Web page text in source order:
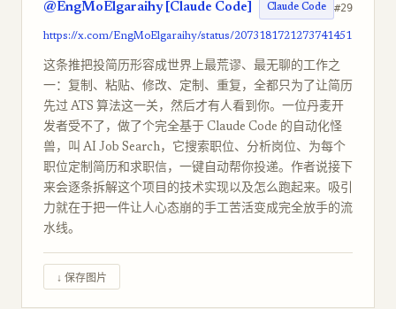
@EngMoElgaraihy [Claude Code] Claude Code #29
https://x.com/EngMoElgaraihy/status/2073181721273741451
这条推把投简历形容成世界上最荒谬、最无聊的工作之
一：复制、粘贴、修改、定制、重复，全都只为了让简历
先过 ATS 算法这一关，然后才有人看到你。一位丹麦开
发者受不了，做了个完全基于 Claude Code 的自动化怪
兽，叫 AI Job Search，它搜索职位、分析岗位、为每个
职位定制简历和求职信，一键自动帮你投递。作者说接下
来会逐条拆解这个项目的技术实现以及怎么跑起来。吸引
力就在于把一件让人心态崩的手工苦活变成完全放手的流
水线。
↓ 保存图片